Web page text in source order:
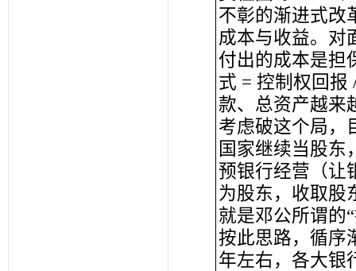
不彰的渐进式改
成本与收益。对
付出的成本是担
式 = 控制权回报
款、总资产越来
考虑破这个局，
国家继续当股东
预银行经营（让
为股东，收取股
就是邓公所谓的
按此思路，循序
年左右，各大银